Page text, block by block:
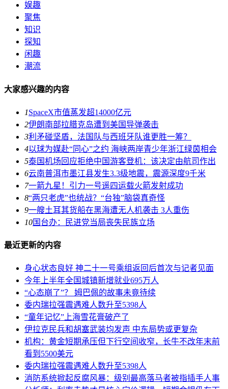
娱趣
聚焦
知识
探知
闲趣
潮流
大家感兴趣的内容
1SpaceX市值蒸发超14000亿元
2伊朗南部拉腊克岛遭到美国导弹袭击
3利矛碰坚盾，法国队与西班牙队谁更胜一筹？
4以球为媒赴“同心”之约 海峡两岸青少年浙江绿茵相会
5泰国机场回应拒绝中国游客登机：该决定由航司作出
6云南普洱市墨江县发生3.3级地震，震源深度9千米
7一箭九星！引力一号遥四运载火箭发射成功
8“两只老虎”也统战？“台独”脑袋真奇怪
9一艘土耳其货船在黑海遭无人机袭击 3人重伤
10国台办：民进党当局丧失民族立场
最近更新的内容
身心状态良好 神二十一号乘组返回后首次与记者见面
今年上半年全国城镇新增就业695万人
“心态崩了”？ 姆巴佩的故事未竟待续
委内瑞拉强震遇难人数升至5398人
“童年记忆”上海雪花膏破产了
伊拉克民兵和胡塞武装均发声 中东局势或更复杂
机构：黄金短期承压但下行空间收窄，长牛不改年末前
看到5500美元
委内瑞拉强震遇难人数升至5398人
消防系统掀起反腐风暴：级别最高落马者被指插手人事